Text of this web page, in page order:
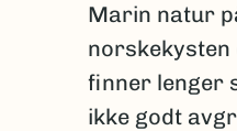
Marin natur
norskekysten
finner lenger
ikke godt